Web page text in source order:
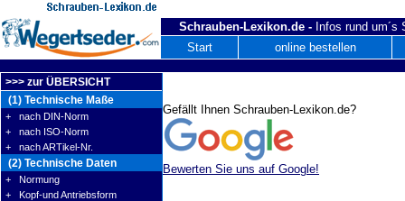
Schrauben-Lexikon.de - Infos rund um´s
Start
online bestellen
>>> zur ÜBERSICHT
(1) Technische Maße
+ nach DIN-Norm
+ nach ISO-Norm
+ nach ARTikel-Nr.
(2) Technische Daten
+ Normung
+ Kopf-und Antriebsform
Gefällt Ihnen Schrauben-Lexikon.de?
Bewerten Sie uns auf Google!